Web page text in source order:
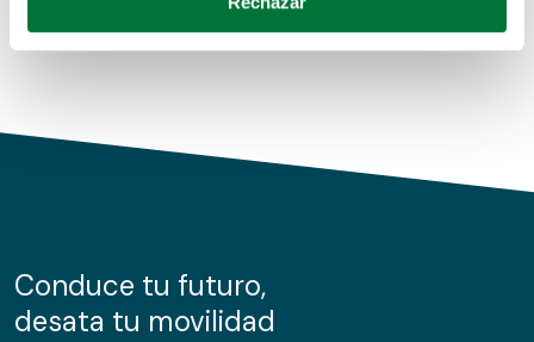
Obtenga más información sobre cómo se procesan sus
de cookies.
información sobre el uso que haga del sitio web con
nuestros partners de redes sociales, publicidad y análisis
Conduce tu futuro,
desata tu movilidad